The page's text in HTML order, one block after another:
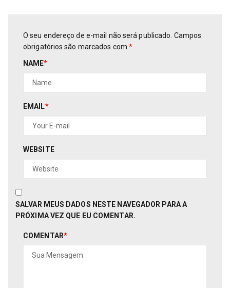
O seu endereço de e-mail não será publicado. Campos
obrigatórios são marcados com*
NAME*
EMAIL*
WEBSITE
SALVAR MEUS DADOS NESTE NAVEGADOR PARA A
PRÓXIMA VEZ QUE EU COMENTAR.
COMENTAR*